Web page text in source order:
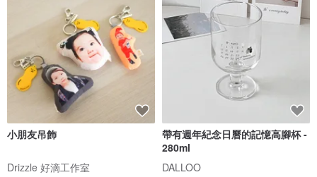
小朋友吊飾
Drizzle 好滴工作室
帶有週年紀念日曆的記憶高腳杯 -
280ml
DALLOO